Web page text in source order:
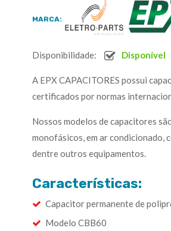
MARCA:
Disponibilidade: Disponível
A EPX CAPACITORES possui
certificados por normas
Nossos modelos de capacitores
monofásicos, em ar condicionado,
dentre outros equipamentos.
Características:
Capacitor permanente de
Modelo CBB60